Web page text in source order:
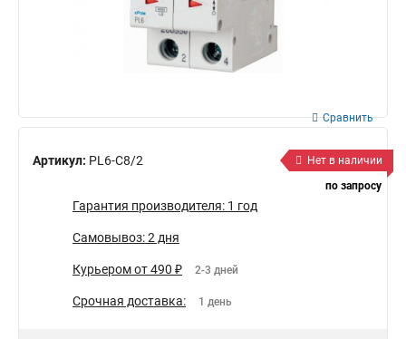
Артикул: PL6-C8/2
Сравнить
Нет в наличии
по запросу
Гарантия производителя: 1 год
Самовывоз: 2 дня
Курьером от 490 ₽ 2-3 дней
Срочная доставка: 1 день